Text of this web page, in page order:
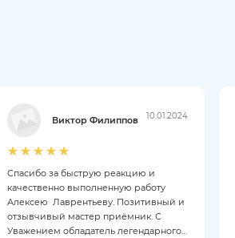
Виктор Филиппов 10.01.2024
Спасибо за быструю реакцию и
качественно выполненную работу
Алексею Лаврентьеву. Позитивный и
отзывчивый мастер приёмник. С
Уважением обладатель легендарного